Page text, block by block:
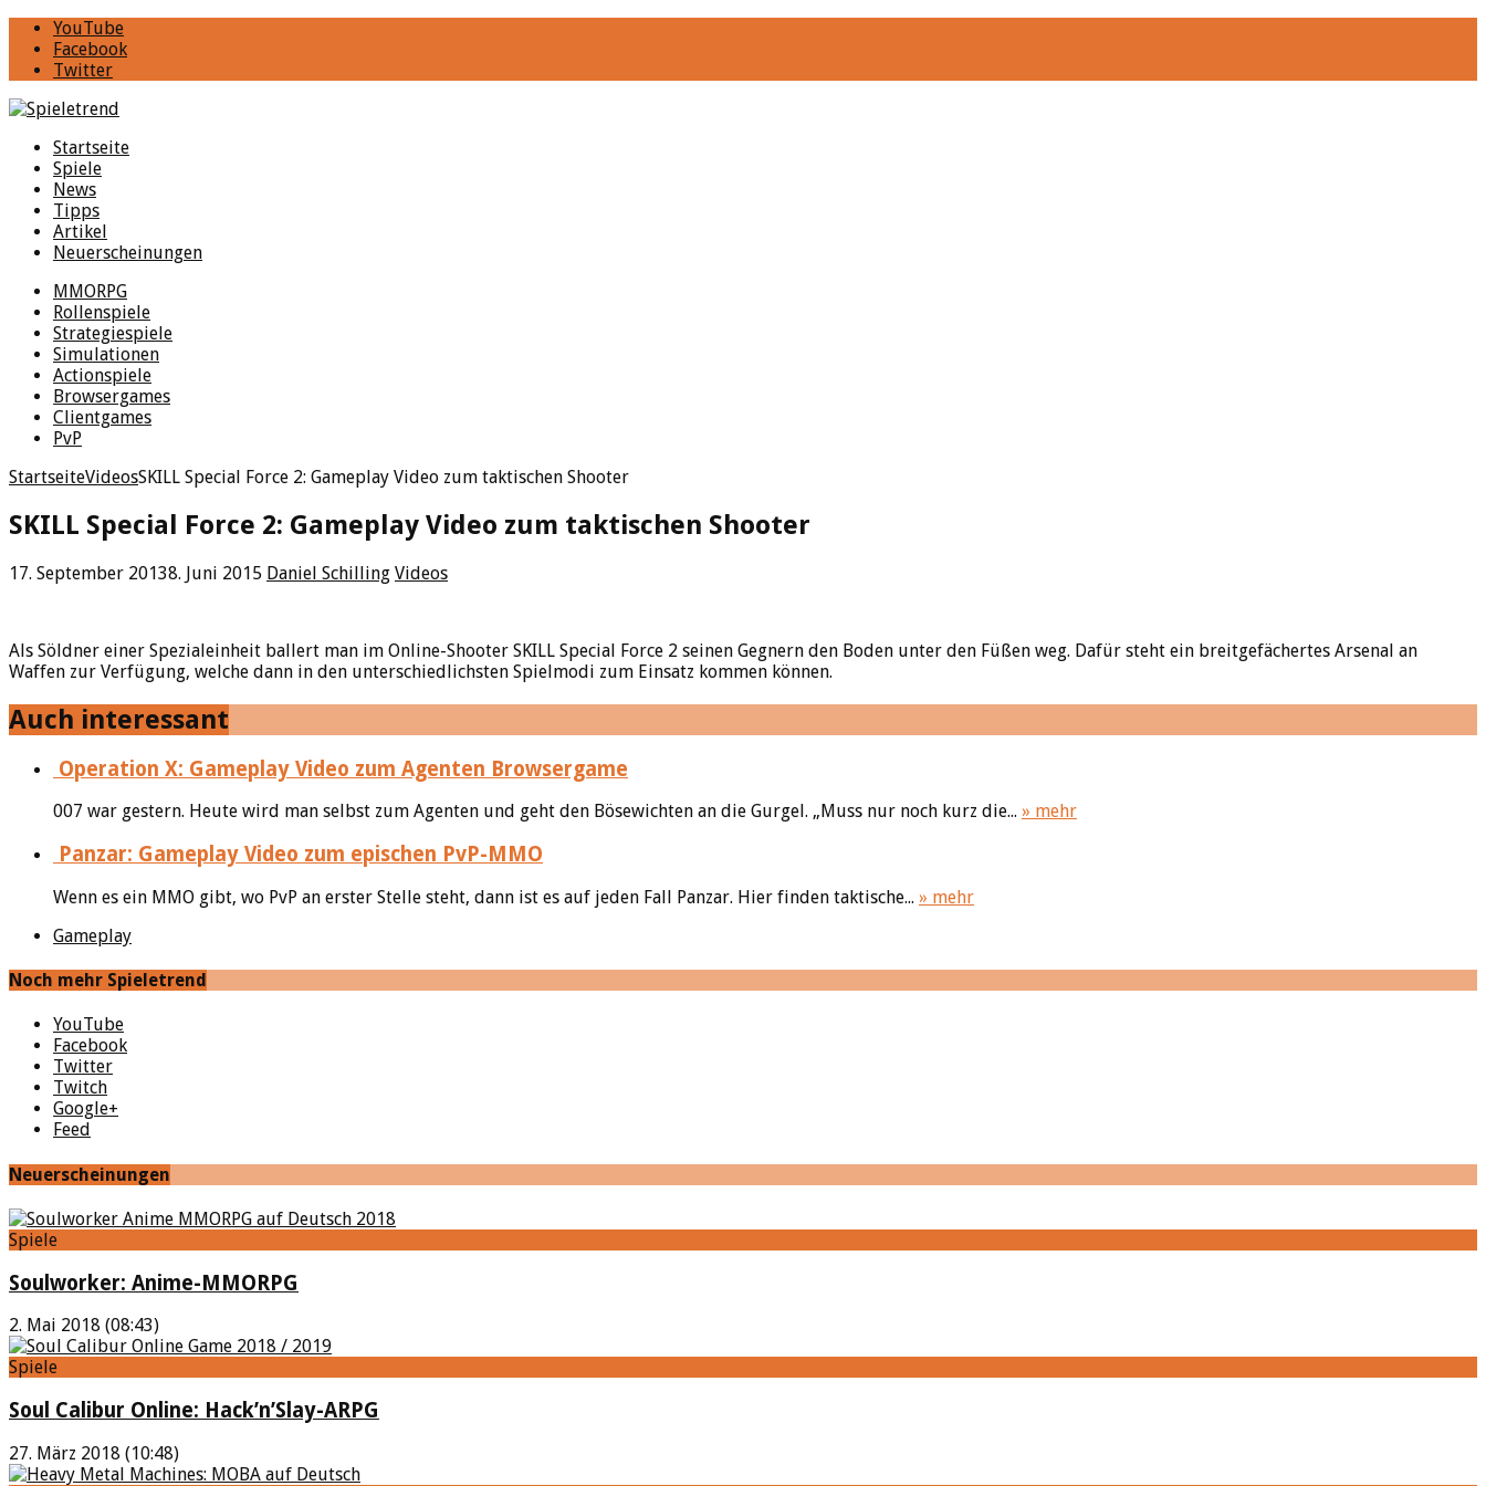
YouTube
Facebook
Twitter
Startseite
Spiele
News
Tipps
Artikel
Neuerscheinungen
MMORPG
Rollenspiele
Strategiespiele
Simulationen
Actionspiele
Browsergames
Clientgames
PvP
StartseiteVideosSKILL Special Force 2: Gameplay Video zum taktischen Shooter
SKILL Special Force 2: Gameplay Video zum taktischen Shooter
17. September 20138. Juni 2015 Daniel Schilling Videos
Als Söldner einer Spezialeinheit ballert man im Online-Shooter SKILL Special Force 2 seinen Gegnern den Boden unter den Füßen weg. Dafür steht ein breitgefächertes Arsenal an
Waffen zur Verfügung, welche dann in den unterschiedlichsten Spielmodi zum Einsatz kommen können.
Auch interessant
Operation X: Gameplay Video zum Agenten Browsergame
007 war gestern. Heute wird man selbst zum Agenten und geht den Bösewichten an die Gurgel. „Muss nur noch kurz die... » mehr
Panzar: Gameplay Video zum epischen PvP-MMO
Wenn es ein MMO gibt, wo PvP an erster Stelle steht, dann ist es auf jeden Fall Panzar. Hier finden taktische... » mehr
Gameplay
Noch mehr Spieletrend
YouTube
Facebook
Twitter
Twitch
Google+
Feed
Neuerscheinungen
Spiele
Soulworker: Anime-MMORPG
2. Mai 2018 (08:43)
Spiele
Soul Calibur Online: Hack’n’Slay-ARPG
27. März 2018 (10:48)